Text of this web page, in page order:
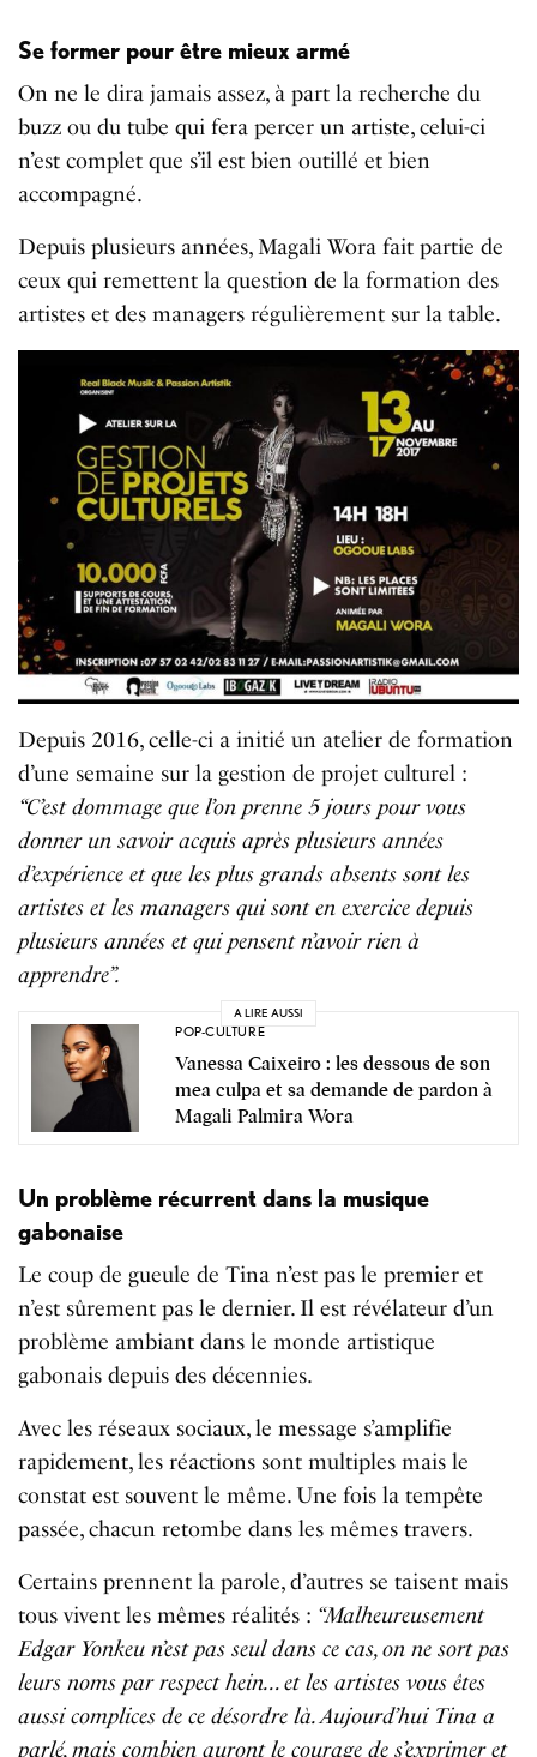
Se former pour être mieux armé
On ne le dira jamais assez, à part la recherche du
buzz ou du tube qui fera percer un artiste, celui-ci
n’est complet que s’il est bien outillé et bien
accompagné.
Depuis plusieurs années, Magali Wora fait partie de
ceux qui remettent la question de la formation des
artistes et des managers régulièrement sur la table.
Depuis 2016, celle-ci a initié un atelier de formation
d’une semaine sur la gestion de projet culturel :
“C’est dommage que l’on prenne 5 jours pour vous
donner un savoir acquis après plusieurs années
d’expérience et que les plus grands absents sont les
artistes et les managers qui sont en exercice depuis
plusieurs années et qui pensent n’avoir rien à
apprendre”.
A LIRE AUSSI
POP-CULTURE
Vanessa Caixeiro : les dessous de son
mea culpa et sa demande de pardon à
Magali Palmira Wora
Un problème récurrent dans la musique
gabonaise
Le coup de gueule de Tina n’est pas le premier et
n’est sûrement pas le dernier. Il est révélateur d’un
problème ambiant dans le monde artistique
gabonais depuis des décennies.
Avec les réseaux sociaux, le message s’amplifie
rapidement, les réactions sont multiples mais le
constat est souvent le même. Une fois la tempête
passée, chacun retombe dans les mêmes travers.
Certains prennent la parole, d’autres se taisent mais
tous vivent les mêmes réalités : “Malheureusement
Edgar Yonkeu n’est pas seul dans ce cas, on ne sort pas
leurs noms par respect hein… et les artistes vous êtes
aussi complices de ce désordre là. Aujourd’hui Tina a
parlé, mais combien auront le courage de s’exprimer et